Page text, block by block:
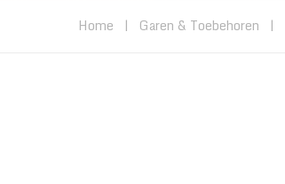
Home | Garen & Toebehoren |